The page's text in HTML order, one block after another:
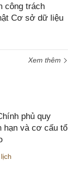
công trách
Cơ sở dữ liệu
Xem thêm
phủ quy
hạn và cơ cấu tổ